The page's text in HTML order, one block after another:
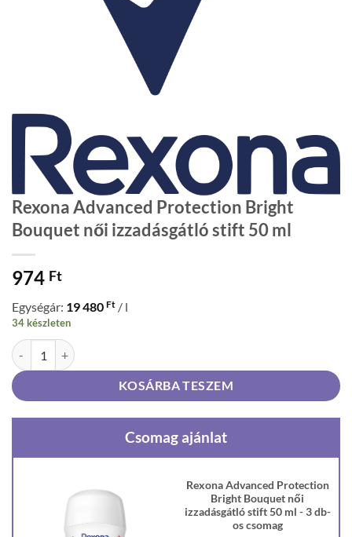
Rexona Advanced Protection Bright
Bouquet női izzadásgátló stift 50 ml
974 Ft
Egységár: 19 480 Ft / l
34 készleten
Rexona Advanced Protection Bright Bouquet női izzadásgátló stift 50
KOSÁRBA TESZEM
Csomag ajánlat
Rexona Advanced Protection
Bright Bouquet női
izzadásgátló stift 50 ml - 3 db-
os csomag